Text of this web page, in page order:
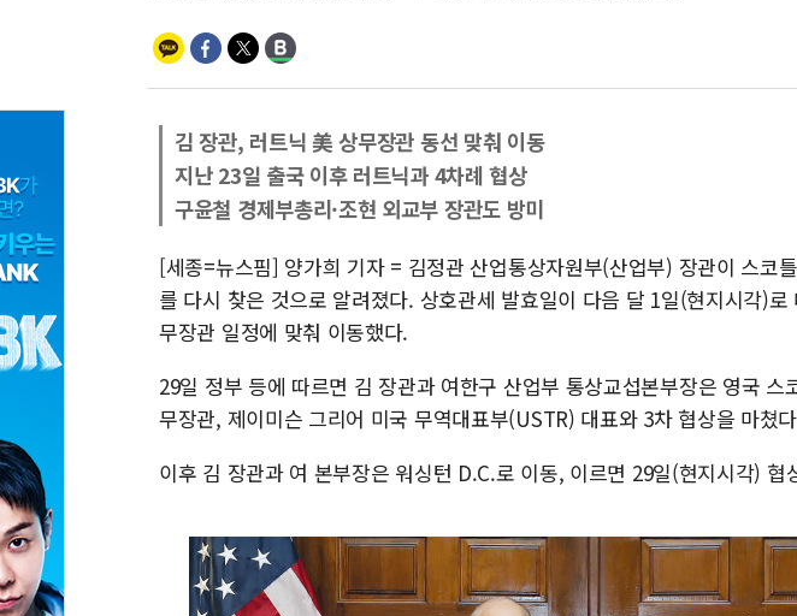
김 장관, 러트닉 美 상무장관 동선 맞춰 이동
지난 23일 출국 이후 러트닉과 4차례 협상
구윤철 경제부총리·조현 외교부 장관도 방미
[세종=뉴스핌] 양가희 기자 = 김정관 산업통상자원부(산업부) 장관이 스코
를 다시 찾은 것으로 알려졌다. 상호관세 발효일이 다음 달 1일(현지시각)
무장관 일정에 맞춰 이동했다.
29일 정부 등에 따르면 김 장관과 여한구 산업부 통상교섭본부장은 영국 스
무장관, 제이미슨 그리어 미국 무역대표부(USTR) 대표와 3차 협상을 마쳤
이후 김 장관과 여 본부장은 워싱턴 D.C.로 이동, 이르면 29일(현지시각) 협